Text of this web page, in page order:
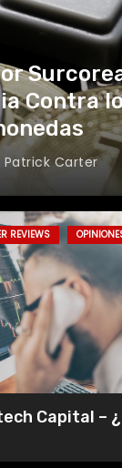
Contra
Patrick Carter
REVIEWS
Capital –